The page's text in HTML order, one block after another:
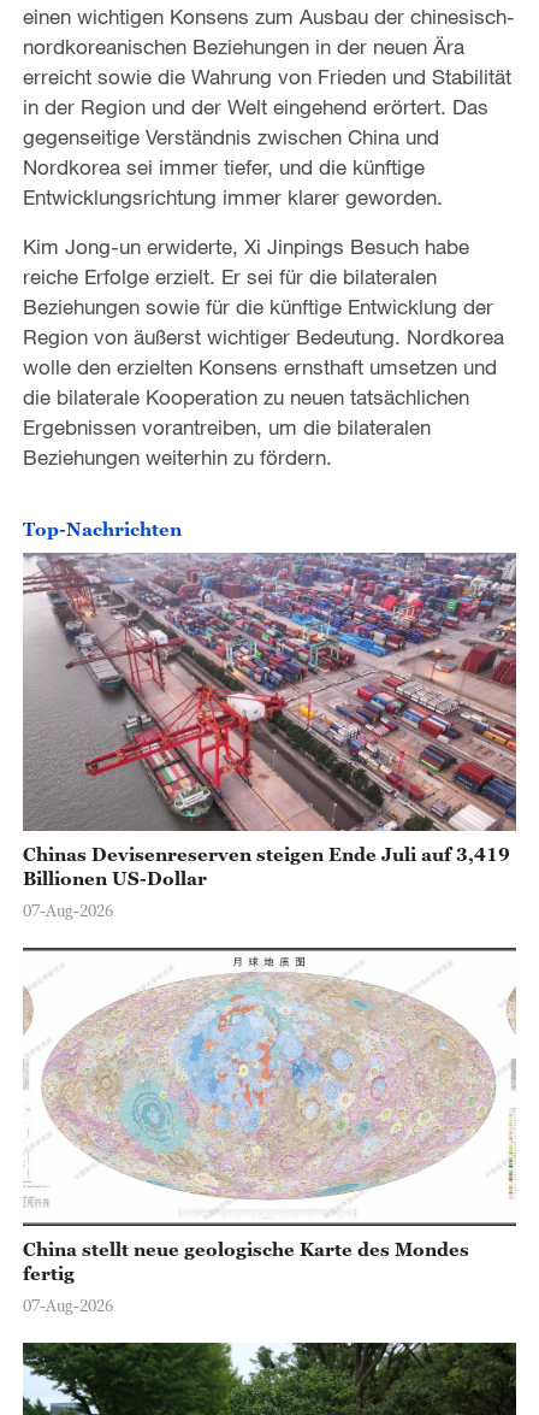
einen wichtigen Konsens zum Ausbau der chinesisch-
nordkoreanischen Beziehungen in der neuen Ära
erreicht sowie die Wahrung von Frieden und Stabilität
in der Region und der Welt eingehend erörtert. Das
gegenseitige Verständnis zwischen China und
Nordkorea sei immer tiefer, und die künftige
Entwicklungsrichtung immer klarer geworden.
Kim Jong-un erwiderte, Xi Jinpings Besuch habe
reiche Erfolge erzielt. Er sei für die bilateralen
Beziehungen sowie für die künftige Entwicklung der
Region von äußerst wichtiger Bedeutung. Nordkorea
wolle den erzielten Konsens ernsthaft umsetzen und
die bilaterale Kooperation zu neuen tatsächlichen
Ergebnissen vorantreiben, um die bilateralen
Beziehungen weiterhin zu fördern.
Top-Nachrichten
Chinas Devisenreserven steigen Ende Juli auf 3,419
Billionen US-Dollar
07-Aug-2026
China stellt neue geologische Karte des Mondes
fertig
07-Aug-2026